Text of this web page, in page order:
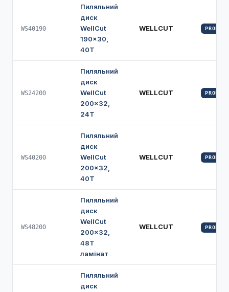
WS40190
Пиляльний
диск
WellCut
190×30,
40Т
WELLCUT PROFI
WS24200
Пиляльний
диск
WellCut
200×32,
24Т
WELLCUT PROFI
WS40200
Пиляльний
диск
WellCut
200×32,
40Т
WELLCUT PROFI
WS48200
Пиляльний
диск
WellCut
200×32,
48Т
ламінат
WELLCUT PROFI
Пиляльний
диск